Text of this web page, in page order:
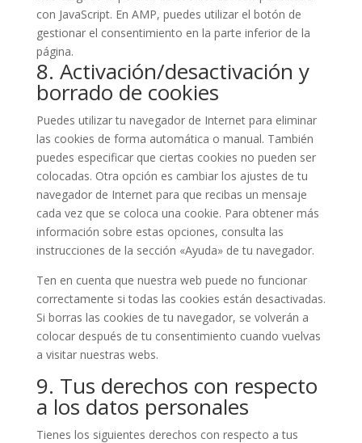
con JavaScript. En AMP, puedes utilizar el botón de
gestionar el consentimiento en la parte inferior de la
página.
8. Activación/desactivación y
borrado de cookies
Puedes utilizar tu navegador de Internet para eliminar
las cookies de forma automática o manual. También
puedes especificar que ciertas cookies no pueden ser
colocadas. Otra opción es cambiar los ajustes de tu
navegador de Internet para que recibas un mensaje
cada vez que se coloca una cookie. Para obtener más
información sobre estas opciones, consulta las
instrucciones de la sección «Ayuda» de tu navegador.
Ten en cuenta que nuestra web puede no funcionar
correctamente si todas las cookies están desactivadas.
Si borras las cookies de tu navegador, se volverán a
colocar después de tu consentimiento cuando vuelvas
a visitar nuestras webs.
9. Tus derechos con respecto
a los datos personales
Tienes los siguientes derechos con respecto a tus